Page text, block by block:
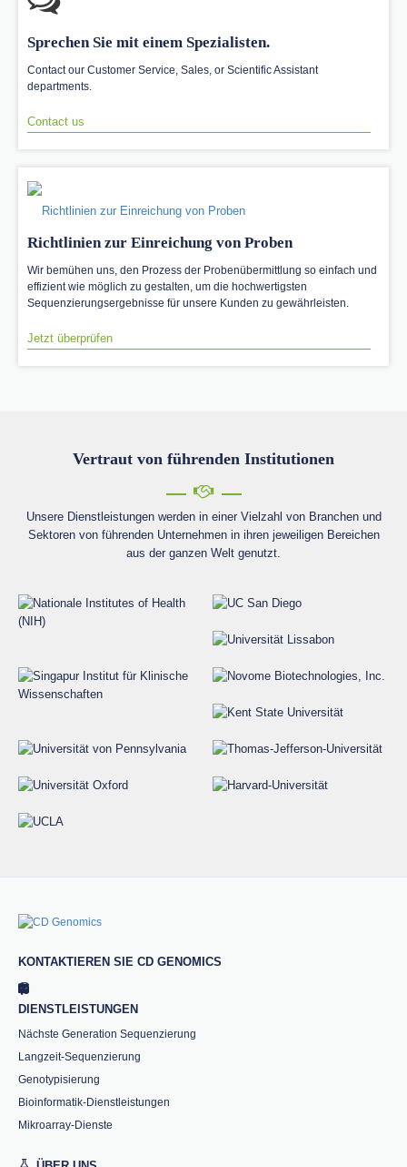
Sprechen Sie mit einem Spezialisten.
Contact our Customer Service, Sales, or Scientific Assistant
departments.
Contact us
Richtlinien zur Einreichung von Proben
Wir bemühen uns, den Prozess der Probenübermittlung so einfach und
effizient wie möglich zu gestalten, um die hochwertigsten
Sequenzierungsergebnisse für unsere Kunden zu gewährleisten.
Jetzt überprüfen
Vertraut von führenden Institutionen
Unsere Dienstleistungen werden in einer Vielzahl von Branchen und
Sektoren von führenden Unternehmen in ihren jeweiligen Bereichen
aus der ganzen Welt genutzt.
KONTAKTIEREN SIE CD GENOMICS
DIENSTLEISTUNGEN
Nächste Generation Sequenzierung
Langzeit-Sequenzierung
Genotypisierung
Bioinformatik-Dienstleistungen
Mikroarray-Dienste